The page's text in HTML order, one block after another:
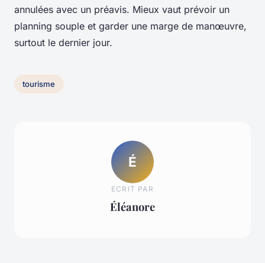
annulées avec un préavis. Mieux vaut prévoir un
planning souple et garder une marge de manœuvre,
surtout le dernier jour.
tourisme
É
ECRIT PAR
Éléanore